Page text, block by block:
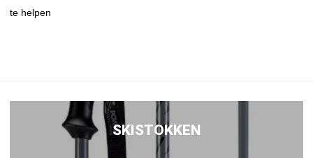
te helpen
SKISTOKKEN